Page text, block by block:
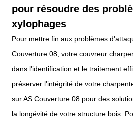
pour résoudre des
xylophages
Pour mettre fin aux problèmes
Couverture 08, votre couvreur
dans l'identification et le traitement
préserver l'intégrité de votre
sur AS Couverture 08 pour des
la longévité de votre structure bois.